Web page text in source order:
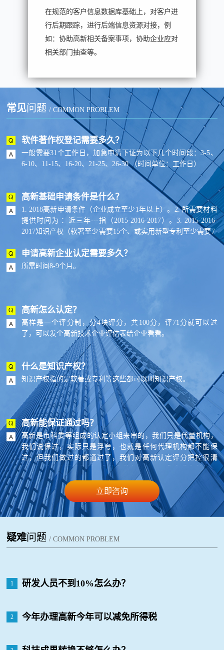
在规范的客户信息数据库基础上，对客户进
行后期跟踪，进行后端信息资源对接，例
如：协助高新相关备案事项，协助企业应对
相关部门抽查等。
常见问题 / COMMON PROBLEM
软件著作权登记需要多久？
一般需要31个工作日，加急申请下证为以下几个时间段：3-5、
6-10、11-15、16-20、21-25、26-30 （时间单位：工作日）
高新基础申请条件是什么？
1. 2018高新申请条件（企业成立至少1年以上）。2. 所需要材料
提供时间为 ：近三年---指（2015-2016-2017）。3. 2015-2016-
2017知识产权（软著至少需要15个、或实用新型专利至少需要7-
10个或发明专利至少2个）。4. 2015-2016-2017总收入和总资产
是否上升趋势。5. 2015-2016-2017提供与知识产权相关的合同--
最少15份。6. 一份与大学或研究所的合作开发协议,产学研合
申请高新企业认定需要多久？
所需时间8-9个月。
高新怎么认定？
高样是一个评分制，分4块评分，共100分，评71分就可以过
了，可以发个高新技术企业评估表给企业看看。
什么是知识产权？
知识产权指的是软著或专利等这些都可以叫知识产权。
高新能保证通过吗？
高新是市科委等组成的认定小组来审的，我们只是代量机构，
我们说保过，实际只是浮夸，也就是任何代理机构都不能保
过，但我们做过的都通过了，我们对高新认定评分把控很清
楚，知道怎么做才能做，您的条件如果可以，您在我们的指导
下来准备材料，基本就能过。
立即咨询
疑难问题 / COMMON PROBLEM
1 研发人员不到10%怎么办？
2
今年办理高新今年可以减免所得税